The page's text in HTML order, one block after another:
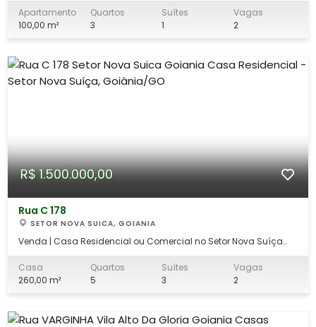
Sudoeste! Este apartamento conta com 03 quartos, sendo 01
suíte, proporcionando mais privacidade e comodidade para
Apartamento
100,00 m²
Quartos
3
Suítes
1
Vagas
2
R$ 1.500.000,00
Rua C 178
SETOR NOVA SUICA, GOIANIA
Venda | Casa Residencial ou Comercial no Setor Nova Suíça
valorizadas de Goiânia, perfeito para morar ou instalar o seu
negócio. Destaques do imóvel: - Aproximadamente 260 m² de
Casa
260,00 m²
Quartos
5
Suítes
3
Vagas
2